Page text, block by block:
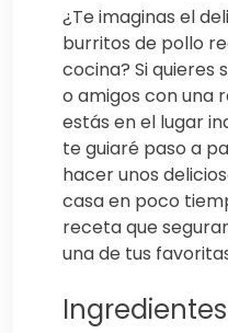
¿Te imaginas el
burritos de pollo
cocina? Si quieres
o amigos con una
estás en el lugar
te guiaré paso a
hacer unos
casa en poco
receta que
una de tus